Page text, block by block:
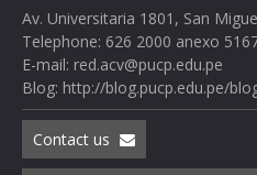
Av. Universitaria 1801, San
Telephone: 626 2000 anexo
E-mail: red.acv@pucp.edu.pe
Blog: http://blog.pucp.edu.pe/
Contact us